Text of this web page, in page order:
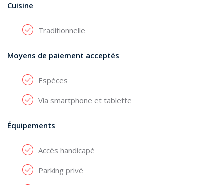
Cuisine
Traditionnelle
Moyens de paiement acceptés
Espèces
Via smartphone et tablette
Équipements
Accès handicapé
Parking privé